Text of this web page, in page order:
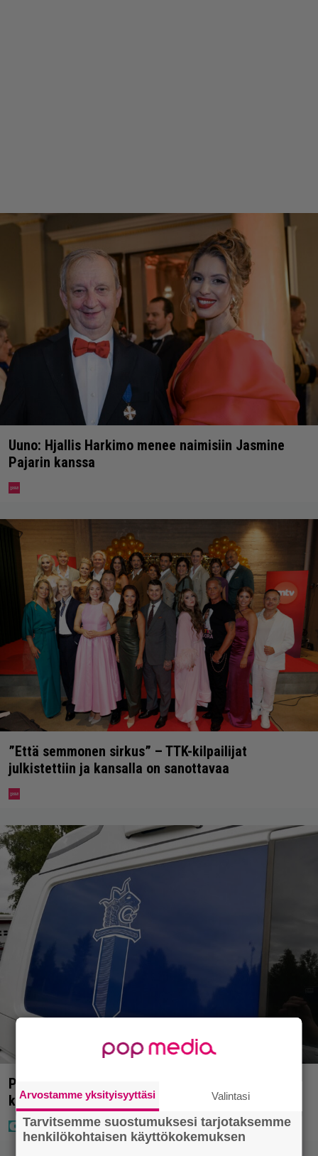
Uuno: Hjallis Harkimo menee naimisiin Jasmine
Pajarin kanssa
”Että semmonen sirkus” – TTK-kilpailijat
julkistettiin ja kansalla on sanottavaa
Poliisilla tehovalvonta – tästä kysymys ja näin
kauan kestää
Arvostamme yksityisyyttäsi Valintasi
Tarvitsemme suostumuksesi tarjotaksemme
henkilökohtaisen käyttökokemuksen